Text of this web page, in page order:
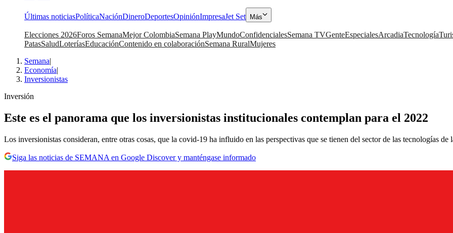
Últimas noticiasPolíticaNaciónDineroDeportesOpiniónImpresaJet Set Más
Elecciones 2026Foros SemanaMejor ColombiaSemana PlayMundoConfidencialesSemana TVGenteEspecialesArcadiaTecnología
PatasSaludLoteríasEducaciónContenido en colaboraciónSemana RuralMujeres
Semana|
Economía|
Inversionistas
Inversión
Este es el panorama que los inversionistas institucionales contemplan para el 2022
Los inversionistas consideran, entre otras cosas, que la covid-19 ha influido en las perspectivas que se tienen del sector de las tecnologías de
Siga las noticias de SEMANA en Google Discover y manténgase informado